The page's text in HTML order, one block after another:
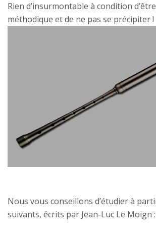
Rien d’insurmontable à condition
méthodique et de ne pas se précipiter !
Nous vous conseillons d’étudier à
suivants, écrits par Jean-Luc Le Moign :